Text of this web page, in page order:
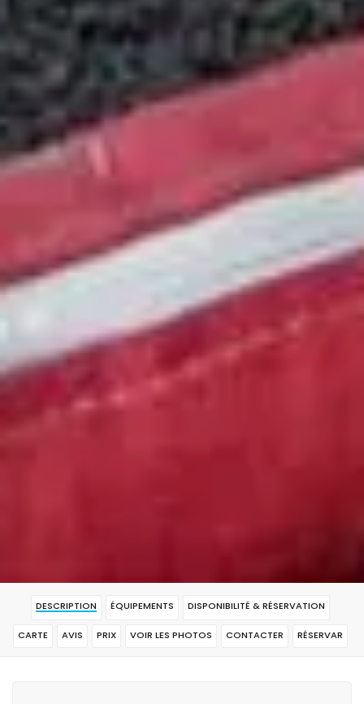
DESCRIPTION ÉQUIPEMENTS DISPONIBILITÉ & RÉSERVATION
CARTE AVIS PRIX VOIR LES PHOTOS CONTACTER RÉSERVAR